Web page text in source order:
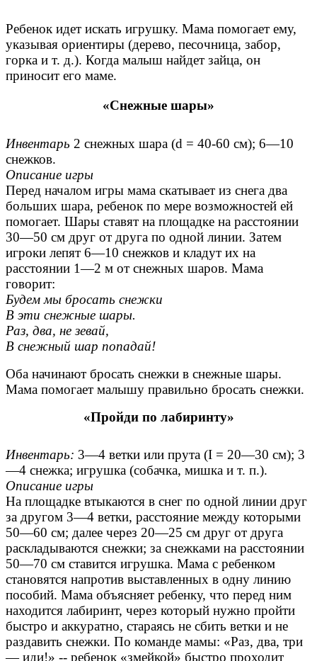
Ребенок идет искать игрушку. Мама помогает ему,
указывая ориентиры (дерево, песочница, забор,
горка и т. д.). Когда малыш найдет зайца, он
приносит его маме.
«Снежные шары»
Инвентарь 2 снежных шара (d = 40-60 см); 6—10
снежков.
Описание игры
Перед началом игры мама скатывает из снега два
больших шара, ребенок по мере возможностей ей
помогает. Шары ставят на площадке на расстоянии
30—50 см друг от друга по одной линии. Затем
игроки лепят 6—10 снежков и кладут их на
расстоянии 1—2 м от снежных шаров. Мама
говорит:
Будем мы бросать снежки
В эти снежные шары.
Раз, два, не зевай,
В снежный шар попадай!
Оба начинают бросать снежки в снежные шары.
Мама помогает малышу правильно бросать снежки.
«Пройди по лабиринту»
Инвентарь: 3—4 ветки или прута (I = 20—30 см); 3
—4 снежка; игрушка (собачка, мишка и т. п.).
Описание игры
На площадке втыкаются в снег по одной линии друг
за другом 3—4 ветки, расстояние между которыми
50—60 см; далее через 20—25 см друг от друга
раскладываются снежки; за снежками на расстоянии
50—70 см ставится игрушка. Мама с ребенком
становятся напротив выставленных в одну линию
пособий. Мама объясняет ребенку, что перед ним
находится лабиринт, через который нужно пройти
быстро и аккуратно, стараясь не сбить ветки и не
раздавить снежки. По команде мамы: «Раз, два, три
— иди!» -- ребенок «змейкой» быстро проходит